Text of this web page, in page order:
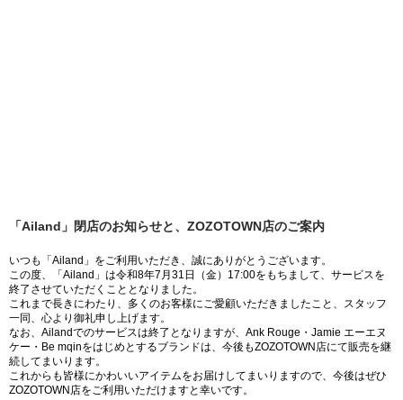
「Ailand」閉店のお知らせと、ZOZOTOWN店のご案内
いつも「Ailand」をご利用いただき、誠にありがとうございます。
この度、「Ailand」は令和8年7月31日（金）17:00をもちまして、サービスを
終了させていただくこととなりました。
これまで長きにわたり、多くのお客様にご愛顧いただきましたこと、スタッフ
一同、心より御礼申し上げます。
なお、Ailandでのサービスは終了となりますが、Ank Rouge・Jamie エーエヌ
ケー・Be mqinをはじめとするブランドは、今後もZOZOTOWN店にて販売を継
続してまいります。
これからも皆様にかわいいアイテムをお届けしてまいりますので、今後はぜひ
ZOZOTOWN店をご利用いただけますと幸いです。